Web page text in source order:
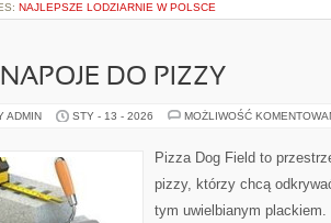
NAJLEPSZE LODZIARNIE W POLSCE
DO PIZZY
ADMIN STY - 13 - 2026 MOŻLIWOŚĆ
Pizza Dog Field to
pizzy, którzy chcą
tym uwielbianym